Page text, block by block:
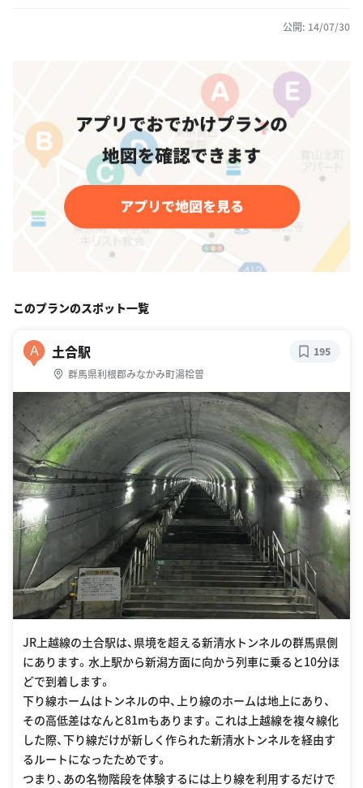
公開: 14/07/30
このプランのスポット一覧
A 土合駅
群馬県利根郡みなかみ町湯桧曽
195
JR上越線の土合駅は、県境を超える新清水トンネルの群馬県側
にあります。水上駅から新潟方面に向かう列車に乗ると10分ほ
どで到着します。
下り線ホームはトンネルの中、上り線のホームは地上にあり、
その高低差はなんと81mもあります。これは上越線を複々線化
した際、下り線だけが新しく作られた新清水トンネルを経由す
るルートになったためです。
つまり、あの名物階段を体験するには上り線を利用するだけで